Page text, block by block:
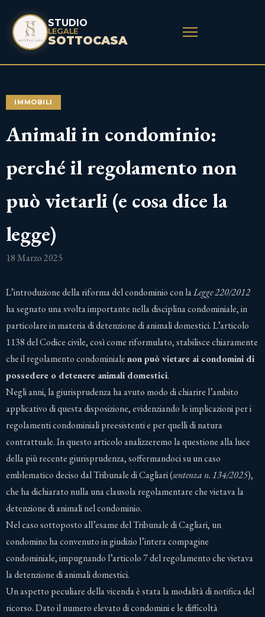
STUDIO
LEGALE
SOTTOCASA
IMMOBILI
Animali in condominio:
perché il regolamento non
può vietarli (e cosa dice la
legge)
18 Marzo 2025
L’introduzione della riforma del condominio con laLegge 220/2012
ha segnato una svolta importante nella disciplina condominiale, in
particolare in materia di detenzione di animali domestici. L’articolo
1138 del Codice civile, così come riformulato, stabilisce chiaramente
che il regolamento condominialenon può vietare ai condomini di
possedere o detenere animali domestici.
Negli anni, la giurisprudenza ha avuto modo di chiarire l’ambito
applicativo di questa disposizione, evidenziando le implicazioni per i
regolamenti condominiali preesistenti e per quelli di natura
contrattuale. In questo articolo analizzeremo la questione alla luce
della più recente giurisprudenza, soffermandoci su un caso
emblematico deciso dal Tribunale di Cagliari (sentenza n. 134/2025),
che ha dichiarato nulla una clausola regolamentare che vietava la
detenzione di animali nel condominio.
Nel caso sottoposto all’esame del Tribunale di Cagliari, un
condomino ha convenuto in giudizio l’intera compagine
condominiale, impugnando l’articolo 7 del regolamento che vietava
la detenzione di animali domestici.
Un aspetto peculiare della vicenda è stata la modalità di notifica del
ricorso. Dato il numero elevato di condomini e le difficoltà